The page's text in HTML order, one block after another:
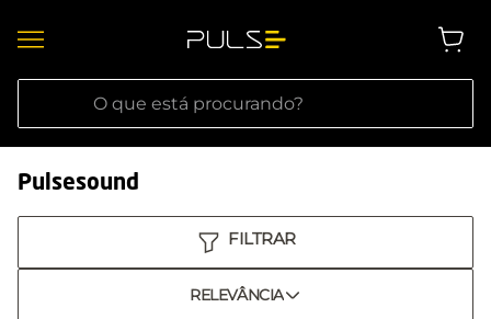
O que está procurando?
Pulsesound
RELEVÂNCIA